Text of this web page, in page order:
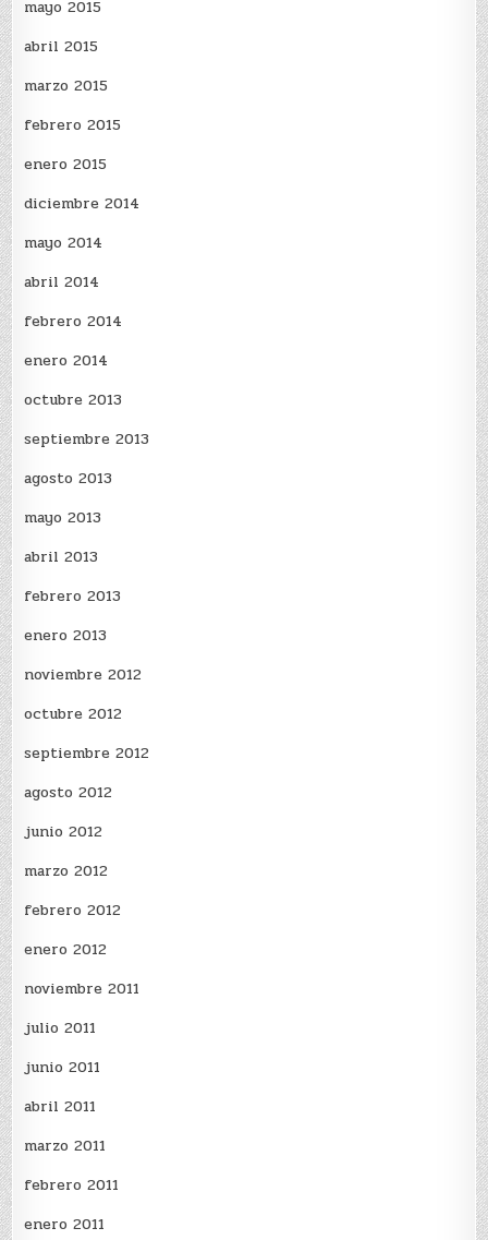
mayo 2015
abril 2015
marzo 2015
febrero 2015
enero 2015
diciembre 2014
mayo 2014
abril 2014
febrero 2014
enero 2014
octubre 2013
septiembre 2013
agosto 2013
mayo 2013
abril 2013
febrero 2013
enero 2013
noviembre 2012
octubre 2012
septiembre 2012
agosto 2012
junio 2012
marzo 2012
febrero 2012
enero 2012
noviembre 2011
julio 2011
junio 2011
abril 2011
marzo 2011
febrero 2011
enero 2011